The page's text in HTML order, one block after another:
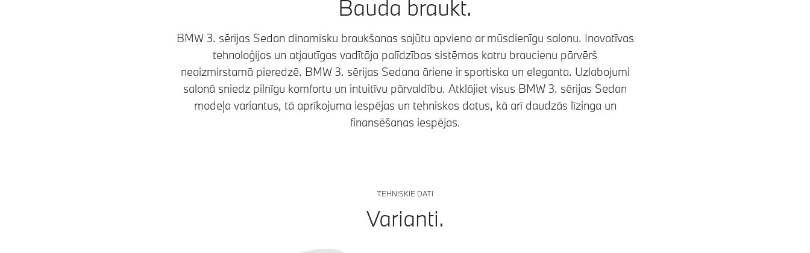
Bauda braukt.
BMW 3. sērijas Sedan dinamisku braukšanas sajūtu apvieno ar mūsdienīgu salonu. Inovatīvas
tehnoloģijas un atjautīgas vadītāja palīdzības sistēmas katru braucienu pārvērš
neaizmirstamā pieredzē. BMW 3. sērijas Sedana āriene ir sportiska un eleganta. Uzlabojumi
salonā sniedz pilnīgu komfortu un intuitīvu pārvaldību. Atklājiet visus BMW 3. sērijas Sedan
modeļa variantus, tā aprīkojuma iespējas un tehniskos datus, kā arī daudzās līzinga un
finansēšanas iespējas.
TEHNISKIE DATI
Varianti.